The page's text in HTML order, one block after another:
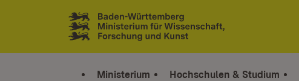
Zum Inhalt springen
Link zur Startseite
Ministerium Hochschulen & Studium